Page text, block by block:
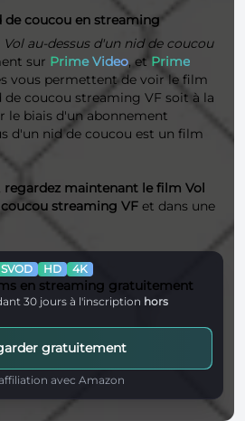
de coucou en streaming
Vol au-dessus d'un nid de coucou
sur Prime Video, etPrime
vous permettent de voir le film
de coucou streaming VF soit à la
le biais d'un abonnement
d'un nid de coucou est un film
regardez maintenant le film Vol
streaming VF et dans une
SVOD HD 4K
en streaming gratuitement
30 jours à l'inscription hors
gratuitement
avec Amazon